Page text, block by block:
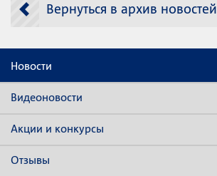
Вернуться в архив новостей
Новости
Видеоновости
Акции и конкурсы
Отзывы